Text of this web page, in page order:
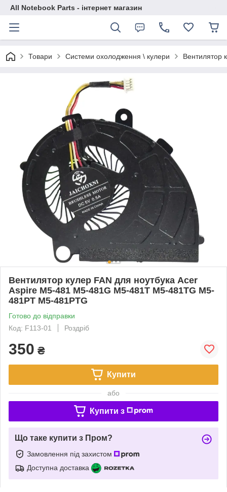
All Notebook Parts - інтернет магазин
Товари Системи охолодження \ кулери Вентилятор
Вентилятор кулер FAN для ноутбука Acer
Aspire M5-481 M5-481G M5-481T M5-481TG M5-
481PT M5-481PTG
Готово до відправки
Код: F113-01
Роздріб
350 ₴
Купити
або
Купити з
Що таке купити з Пром?
Замовлення під захистом
Доступна доставка